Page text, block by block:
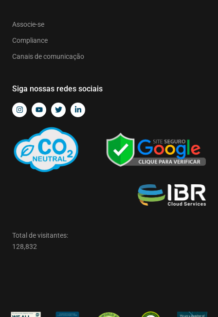
Associe-se
Compliance
Canais de comunicação
Siga nossas redes sociais
Total de visitantes:
128,832